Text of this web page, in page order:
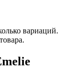
вариаций.